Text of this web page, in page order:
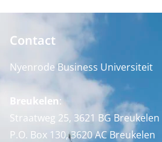
Contact
Nyenrode Business Universiteit
Breukelen:
Straatweg 25, 3621 BG Breukelen
P.O. Box 130, 3620 AC Breukelen